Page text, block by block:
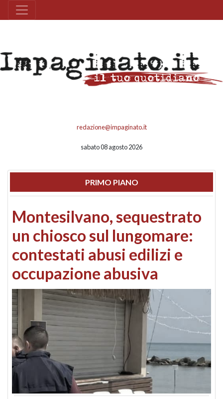
redazione@impaginato.it
sabato 08 agosto 2026
PRIMO PIANO
Montesilvano, sequestrato
un chiosco sul lungomare:
contestati abusi edilizi e
occupazione abusiva